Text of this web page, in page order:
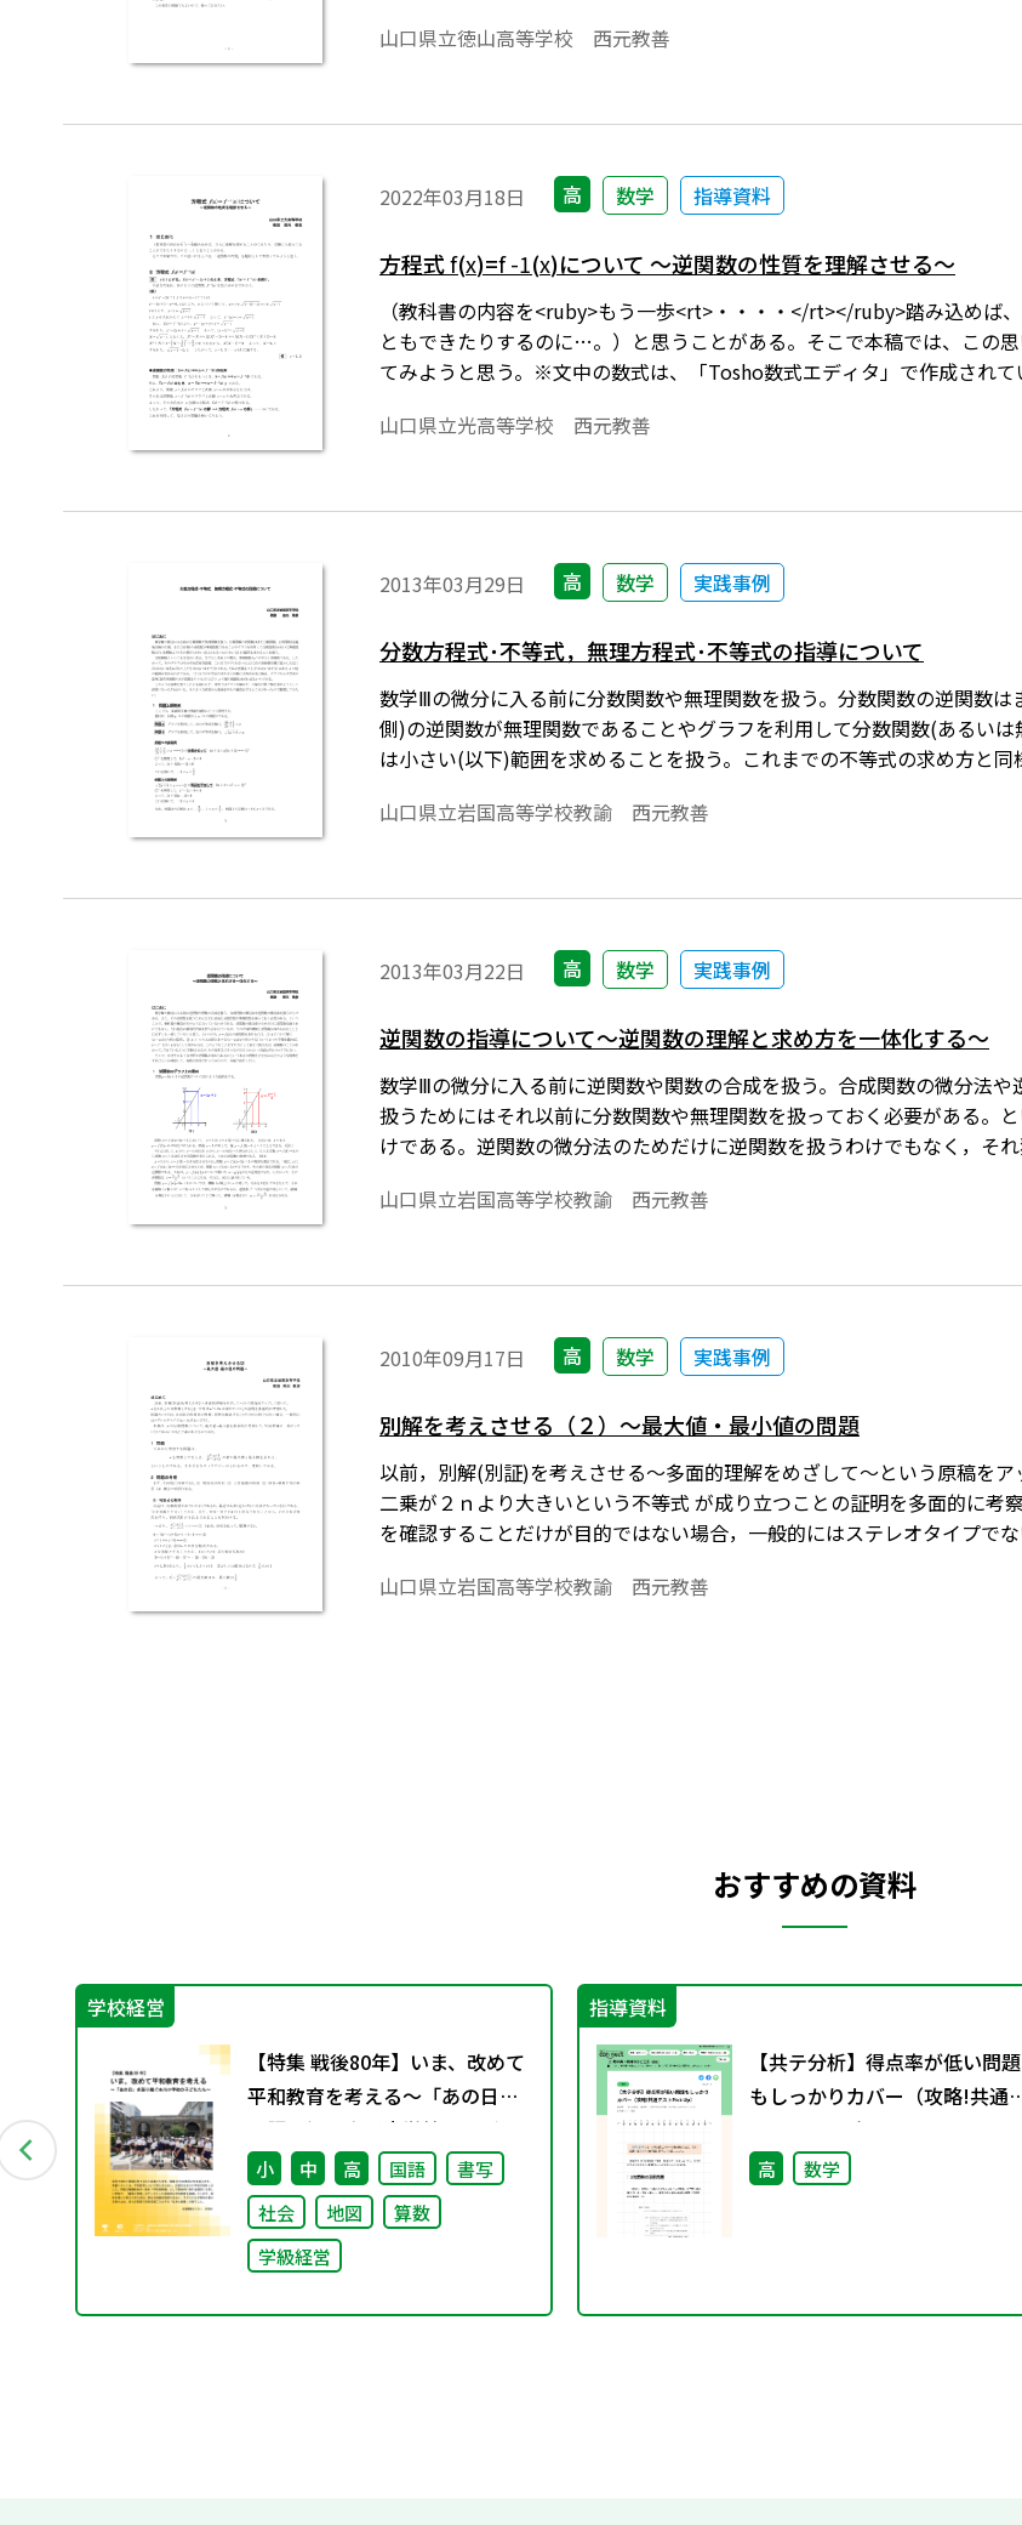
け無償ダウンロードはこちら
山口県立徳山高等学校 西元教善
2022年03月18日 高 数学 指導資料
方程式f(x)=f-1(x)について ～逆関数の性質を理解させる～
（教科書の内容を<ruby>もう一歩<rt>・・・・</rt></ruby>踏み込めば
ともできたりするのに…。）と思うことがある。そこで本稿では、この
てみようと思う。※文中の数式は、「Tosho数式エディタ」で作成され
山口県立光高等学校 西元教善
2013年03月29日 高 数学 実践事例
分数方程式･不等式，無理方程式･不等式の指導について
数学Ⅲの微分に入る前に分数関数や無理関数を扱う。分数関数の逆関数
側)の逆関数が無理関数であることやグラフを利用して分数関数(あるい
は小さい(以下)範囲を求めることを扱う。これまでの不等式の求め方と
ラフを顧みず，不備な計算で解を求めようとして誤答になった生徒がい
山口県立岩国高等学校教諭 西元教善
2013年03月22日 高 数学 実践事例
逆関数の指導について～逆関数の理解と求め方を一体化する～
数学Ⅲの微分に入る前に逆関数や関数の合成を扱う。合成関数の微分法
扱うためにはそれ以前に分数関数や無理関数を扱っておく必要がある。
けである。逆関数の微分法のためだけに逆関数を扱うわけでもなく，そ
て解く，② xとyの入れ替えをするという２つの手順を踏めば求められる
ロードのご案内
山口県立岩国高等学校教諭 西元教善
2010年09月17日 高 数学 実践事例
別解を考えさせる（２）～最大値・最小値の問題
以前，別解(別証)を考えさせる～多面的理解をめざして～という原稿を
二乗が２ｎより大きいという不等式 が成り立つことの証明を多面的に考
を確認することだけが目的ではない場合，一般的にはステレオタイプで
「Tosho数式エディタ」で作成されています。ワード文書で数式を正し
山口県立岩国高等学校教諭 西元教善
おすすめの資料
学校経営
【特集 戦後80年】いま、改めて
平和教育を考える〜「あの日」
を語り継ぐ本川小学校の子ども
たち〜
小 中 高 国語
書写
社会
地図
算数
学級経営
指導資料
【共テ分析】得点率が低い問題
もしっかりカバー（攻略!共通
ストPick Up）
高 数学